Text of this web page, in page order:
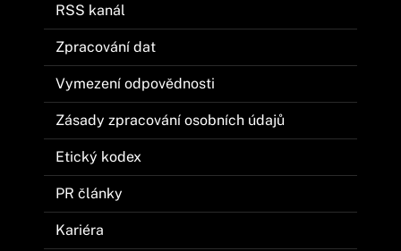
RSS kanál
Zpracování dat
Vymezení odpovědnosti
Zásady zpracování osobních údajů
Etický kodex
PR články
Kariéra